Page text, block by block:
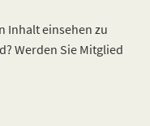
Inhalt einsehen zu
Werden Sie Mitglied